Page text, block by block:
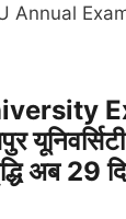
Annual
अब 29